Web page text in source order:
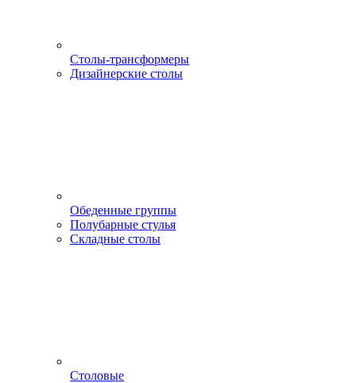
Столы-трансформеры
Дизайнерские столы
Обеденные группы
Полубарные стулья
Складные столы
Столовые